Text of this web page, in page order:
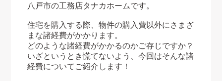
八戸市の工務店タナカホームです。
住宅を購入する際、物件の購入費以外にさまざ
まな諸経費がかかります。
どのような諸経費がかかるのかご存じですか？
いざというとき慌てないよう、今回はそんな諸
経費についてご紹介します！